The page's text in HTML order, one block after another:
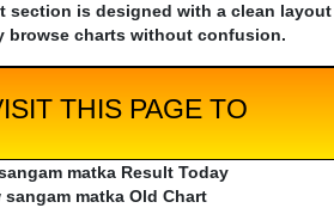
section is designed with a clean layout
browse charts without confusion.
THIS PAGE TO
matka Result Today
sangam matka Old Chart